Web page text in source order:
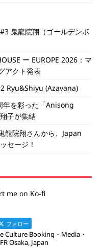
鬼龍院翔（ゴールデンボ
ー EUROPE 2026：マ
アクト発表
Ryu&Shiyu (Azavana)
年を彩った「Anisong
子が集結
龍院翔さんから、Japan
セージ！
me on Ko-fi
フォロー
Culture Booking・Media・
Osaka, Japan